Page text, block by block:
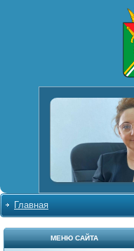
Главная
МЕНЮ САЙТА